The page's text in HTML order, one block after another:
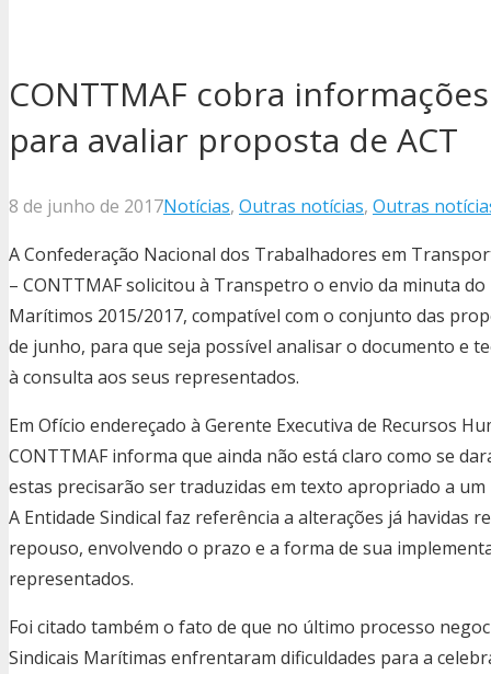
CONTTMAF cobra
para avaliar proposta de ACT
8 de junho de 2017Notícias, Outras notícias, Outras
A Confederação Nacional dos Trabalhadores em
– CONTTMAF solicitou à Transpetro o envio da minuta
Marítimos 2015/2017, compatível com o conjunto das
de junho, para que seja possível analisar o documento e
à consulta aos seus representados.
Em Ofício endereçado à Gerente Executiva de Recursos
CONTTMAF informa que ainda não está claro como se
estas precisarão ser traduzidas em texto apropriado a
A Entidade Sindical faz referência a alterações já havidas
repouso, envolvendo o prazo e a forma de sua
representados.
Foi citado também o fato de que no último processo
Sindicais Marítimas enfrentaram dificuldades para a